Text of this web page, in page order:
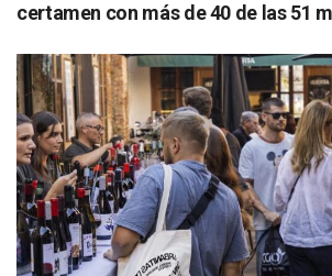
certamen con más de 40 de las 51